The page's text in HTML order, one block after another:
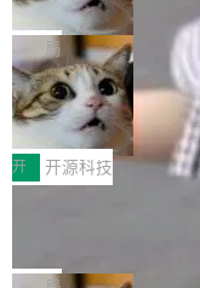
向生产，二是如何让测
色方案、深色方案——
合。方案缺了、配置冲
哪些组合有效，作者说
者部落知识"。 换个写
变体：Switchable...
r 上把事情说清楚了：
re OS，一个带连接器
有科技公司做的一样。
样。这是 Sandstorm.io
那个创业公司。不同的
lare Workers 上——我
——并且深度集成了 AI
布式 Durable Objects
Ryan Dahl 领导的
目 Celld，一个能在自
Workers 和 Durable
计思路很直接：每个对
数据库，按名称寻址，
存储库里。节点之间
没有控制平面，没有共
个小型数据库，应用天
库的竞争和爆炸半径问
了。 闲置的 cell 会休
局
鲁大师7月新机性能/
性能、流畅双第一，
新折叠缺席
2026年7月的手机市场
增，手机厂商的日子也
放缓，因此硝烟味淡了
Fold8 / Z Flip8）外，
例如iQOO Z11i、
开 开源科技
Zed 编辑器团队发布
个在 git commit 之间